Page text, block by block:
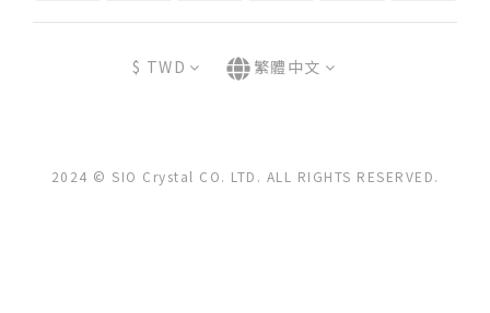
$ TWD 繁體中文
2024 © SIO Crystal CO. LTD. ALL RIGHTS RESERVED.